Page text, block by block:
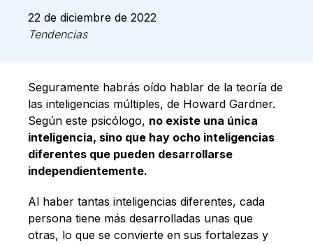
Planes
Regístrate
Contacto
Español
22 de diciembre de 2022
Tendencias
Seguramente habrás oído hablar de la teoría de
las inteligencias múltiples, de Howard Gardner.
Según este psicólogo, no existe una única
inteligencia, sino que hay ocho inteligencias
diferentes que pueden desarrollarse
independientemente.
Al haber tantas inteligencias diferentes, cada
persona tiene más desarrolladas unas que
otras, lo que se convierte en sus fortalezas y